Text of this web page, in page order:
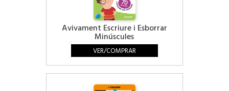
Avivament Escriure i Esborrar
Minúscules
VER/COMPRAR